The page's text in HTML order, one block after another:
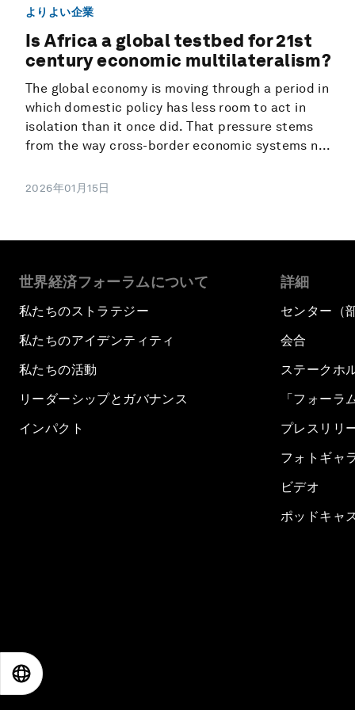
よりよい企業
Is Africa a global testbed for 21st
century economic multilateralism?
The global economy is moving through a period in
which domestic policy has less room to act in
isolation than it once did. That pressure stems
from the way cross-border economic systems n...
2026年01月15日
世界経済フォーラムについて
私たちのストラテジー
私たちのアイデンティティ
私たちの活動
リーダーシップとガバナンス
インパクト
詳細
センター（
会合
ステークホ
「フォーラ
プレスリリ
フォトギャ
ビデオ
ポッドキャ